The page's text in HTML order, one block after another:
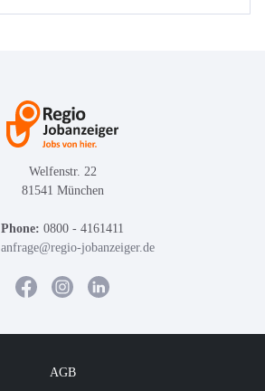
Welfenstr. 22
81541 München
Phone: 0800 - 4161411
anfrage@regio-jobanzeiger.de
AGB